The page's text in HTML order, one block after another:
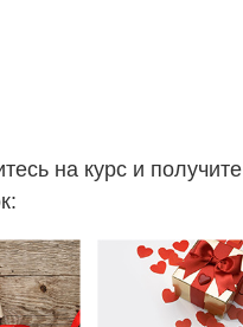
на курс и получите